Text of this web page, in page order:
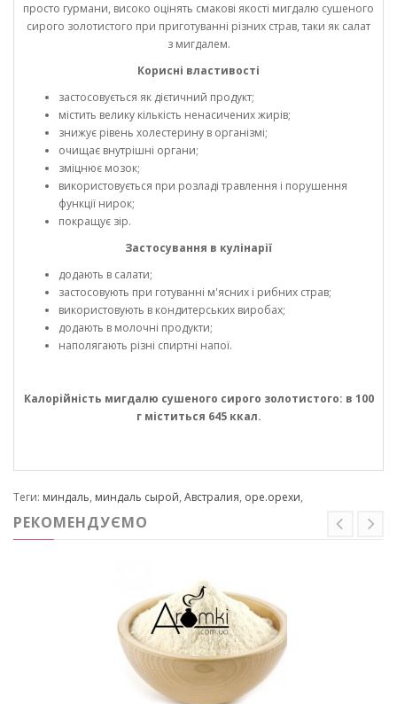
просто гурмани, високо оцінять смакові якості мигдалю сушеного
сирого золотистого при приготуванні різних страв, таки як салат
з мигдалем.
Корисні властивості
застосовується як дієтичний продукт;
містить велику кількість ненасичених жирів;
знижує рівень холестерину в організмі;
очищає внутрішні органи;
зміцнює мозок;
використовується при розладі травлення і порушення
функції нирок;
покращує зір.
Застосування в кулінарії
додають в салати;
застосовують при готуванні м'ясних і рибних страв;
використовують в кондитерських виробах;
додають в молочні продукти;
наполягають різні спиртні напої.
Калорійність мигдалю сушеного сирого золотистого: в 100
г міститься 645 ккал.
Теги: миндаль, миндаль сырой, Австралия, оре.орехи,
РЕКОМЕНДУЄМО